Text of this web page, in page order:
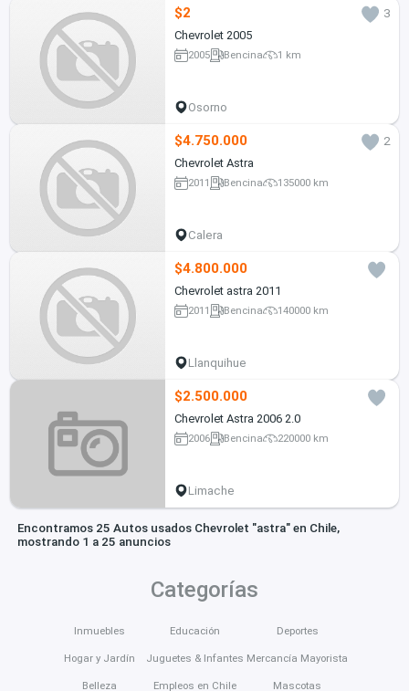
$2
3
Chevrolet 2005
2005 Bencina 1 km
Osorno
$4.750.000
2
Chevrolet Astra
2011 Bencina 135000 km
Calera
$4.800.000
Chevrolet astra 2011
2011 Bencina 140000 km
Llanquihue
$2.500.000
Chevrolet Astra 2006 2.0
2006 Bencina 220000 km
Limache
Encontramos 25 Autos usados Chevrolet "astra" en Chile,
mostrando 1 a 25 anuncios
Categorías
Inmuebles
Hogar y Jardín
Belleza
Educación
Juguetes & Infantes
Empleos en Chile
Deportes
Mercancía Mayorista
Mascotas